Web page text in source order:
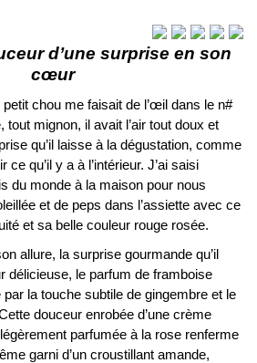
d’une surprise en son
cœur
chou me faisait de l’œil dans le n#
tout mignon, il avait l’air tout doux et
qu’il laisse à la dégustation, comme
qu’il y a à l’intérieur. J’ai saisi
du monde à la maison pour nous
et de peps dans l’assiette avec ce
et sa belle couleur rouge rosée.
allure, la surprise gourmande qu’il
délicieuse, le parfum de framboise
la touche subtile de gingembre et le
douceur enrobée d’une crème
parfumée à la rose renferme
garni d’un croustillant amande,